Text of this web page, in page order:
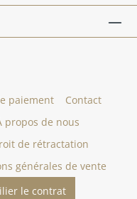
paiement
Contact
propos de nous
de rétractation
générales de vente
le contrat